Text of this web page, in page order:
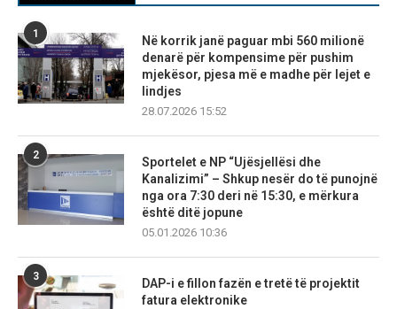
1
Në korrik janë paguar mbi 560 milionë
denarë për kompensime për pushim
mjekësor, pjesa më e madhe për lejet e
lindjes
28.07.2026 15:52
2
Sportelet e NP “Ujësjellësi dhe
Kanalizimi” – Shkup nesër do të punojnë
nga ora 7:30 deri në 15:30, e mërkura
është ditë jopune
05.01.2026 10:36
3
DAP-i e fillon fazën e tretë të projektit
fatura elektronike